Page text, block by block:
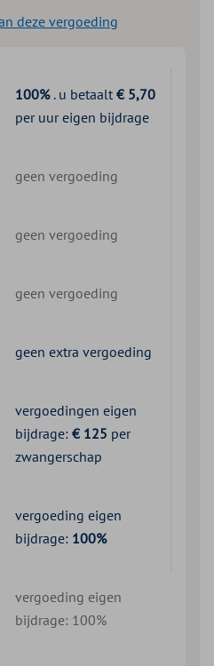
deze vergoeding
100% . u betaalt € 5,70
per uur eigen bijdrage
geen vergoeding
geen vergoeding
geen vergoeding
geen extra vergoeding
vergoedingen eigen
bijdrage: € 125 per
zwangerschap
vergoeding eigen
bijdrage: 100%
vergoeding eigen
bijdrage: 100%